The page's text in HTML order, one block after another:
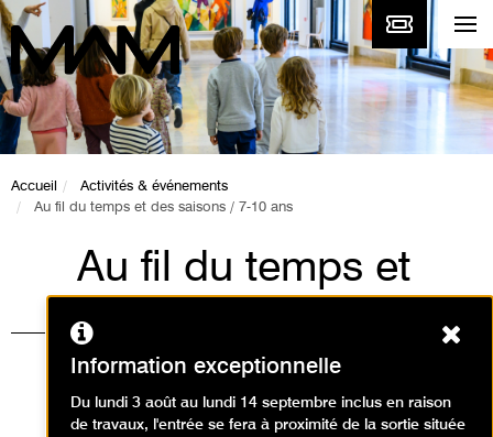
Accueil
Activités & événements
Au fil du temps et des saisons / 7-10 ans
Au fil du temps et
des saisons / 7-10
ans
Ateliers / Atelier arts plastiques
Information exceptionnelle
Du lundi 3 août au lundi 14 septembre inclus en raison
de travaux, l'entrée se fera à proximité de la sortie située